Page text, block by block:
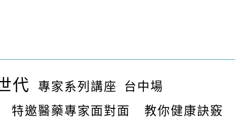
代
專家系列講座 台中場
特邀醫藥專家面對面 教你健康訣竅